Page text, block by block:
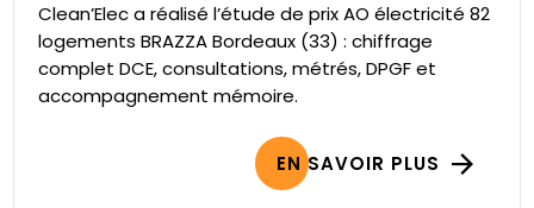
Clean’Elec a réalisé l’étude de prix AO électricité 82
logements BRAZZA Bordeaux (33) : chiffrage
complet DCE, consultations, métrés, DPGF et
accompagnement mémoire.
EN SAVOIR PLUS